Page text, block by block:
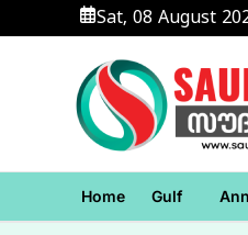
to
Sat, 08 August
Home Gulf